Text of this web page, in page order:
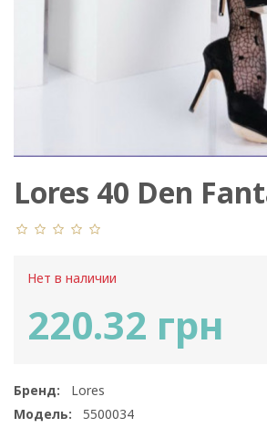
Lores 40 Den
Нет в наличии
220.32 грн
Бренд:
Lores
Модель:
5500034